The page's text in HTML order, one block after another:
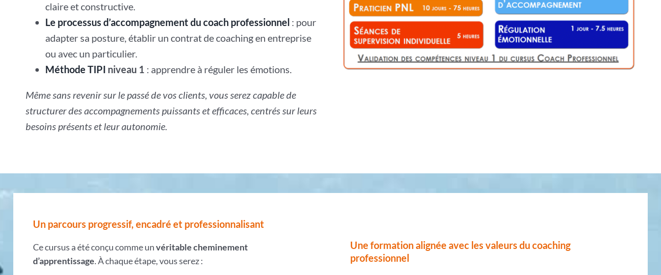
claire et constructive.
Le processus d’accompagnement du coach professionnel : pour
adapter sa posture, établir un contrat de coaching en entreprise
ou avec un particulier.
Méthode TIPI niveau 1 : apprendre à réguler les émotions.
Même sans revenir sur le passé de vos clients, vous serez capable de
structurer des accompagnements puissants et efficaces, centrés sur leurs
besoins présents et leur autonomie.
Un parcours progressif, encadré et professionnalisant
Ce cursus a été conçu comme unvéritable cheminement
d’apprentissage. À chaque étape, vous serez :
Une formation alignée avec les valeurs du coaching
professionnel